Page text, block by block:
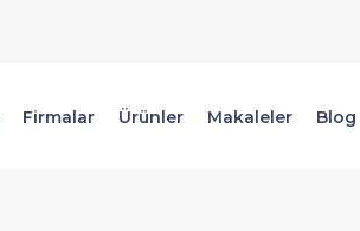
Firmalar Ürünler Makaleler Blog